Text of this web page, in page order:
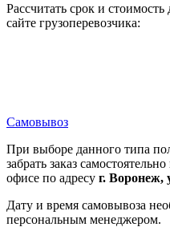
Рассчитать срок и
сайте грузоперевозчика:
Самовывоз
При выборе данного типа
забрать заказ
офисе по адресу г. Воронеж,
Дату и время самовывоза
персональным менеджером.